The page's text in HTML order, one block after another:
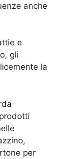
anche
e
gli
la
per